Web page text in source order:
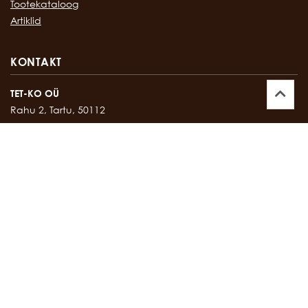
Tootekataloog
Artiklid
KONTAKT
TET-KO OÜ
Rahu 2, Tartu, 50112
Kontor:747 17 35